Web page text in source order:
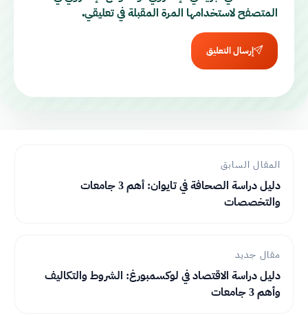
المتصفح لاستخدامها المرة المقبلة في تعليقي.
إرسال التعليق
المقال السابق
دليل دراسة الصحافة في تايوان: أهم 3 جامعات
والتخصصات
مقال جديد
دليل دراسة الاقتصاد في لوكسمبورغ: الشروط والتكاليف
وأهم 3 جامعات